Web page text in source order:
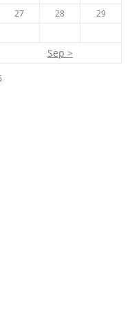
27 28
29
Sep >